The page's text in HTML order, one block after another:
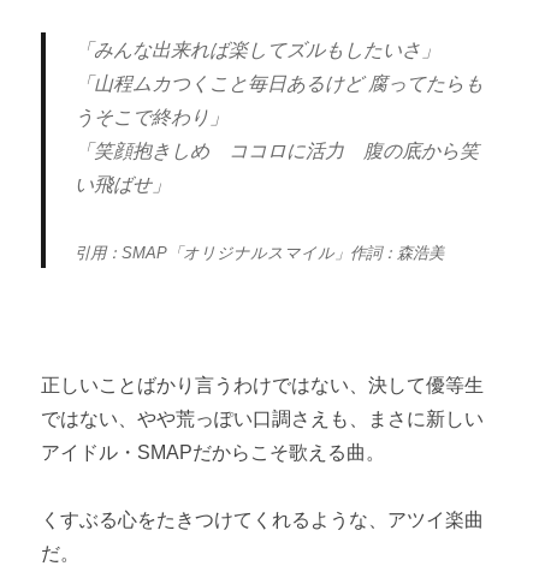
「みんな出来れば楽してズルもしたいさ」
「山程ムカつくこと毎日あるけど 腐ってたらも
うそこで終わり」
「笑顔抱きしめ ココロに活力 腹の底から笑
い飛ばせ」
引用：SMAP「オリジナルスマイル」作詞：森浩美
正しいことばかり言うわけではない、決して優等生
ではない、やや荒っぽい口調さえも、まさに新しい
アイドル・SMAPだからこそ歌える曲。
くすぶる心をたきつけてくれるような、アツイ楽曲
だ。